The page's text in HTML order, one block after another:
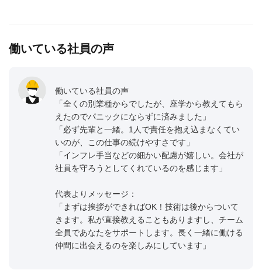
働いている社員の声
働いている社員の声
「全くの別業種からでしたが、座学から教えてもら
えたのでパニックにならずに済みました」
「必ず先輩と一緒。1人で責任を抱え込まなくてい
いのが、この仕事の続けやすさです」
「インフレ手当などの細かい配慮が嬉しい。会社が
社員を守ろうとしてくれているのを感じます」
代表よりメッセージ：
「まずは挨拶ができればOK！技術は後からついて
きます。私が直接教えることもありますし、チーム
全員であなたをサポートします。長く一緒に働ける
仲間に出会えるのを楽しみにしています」